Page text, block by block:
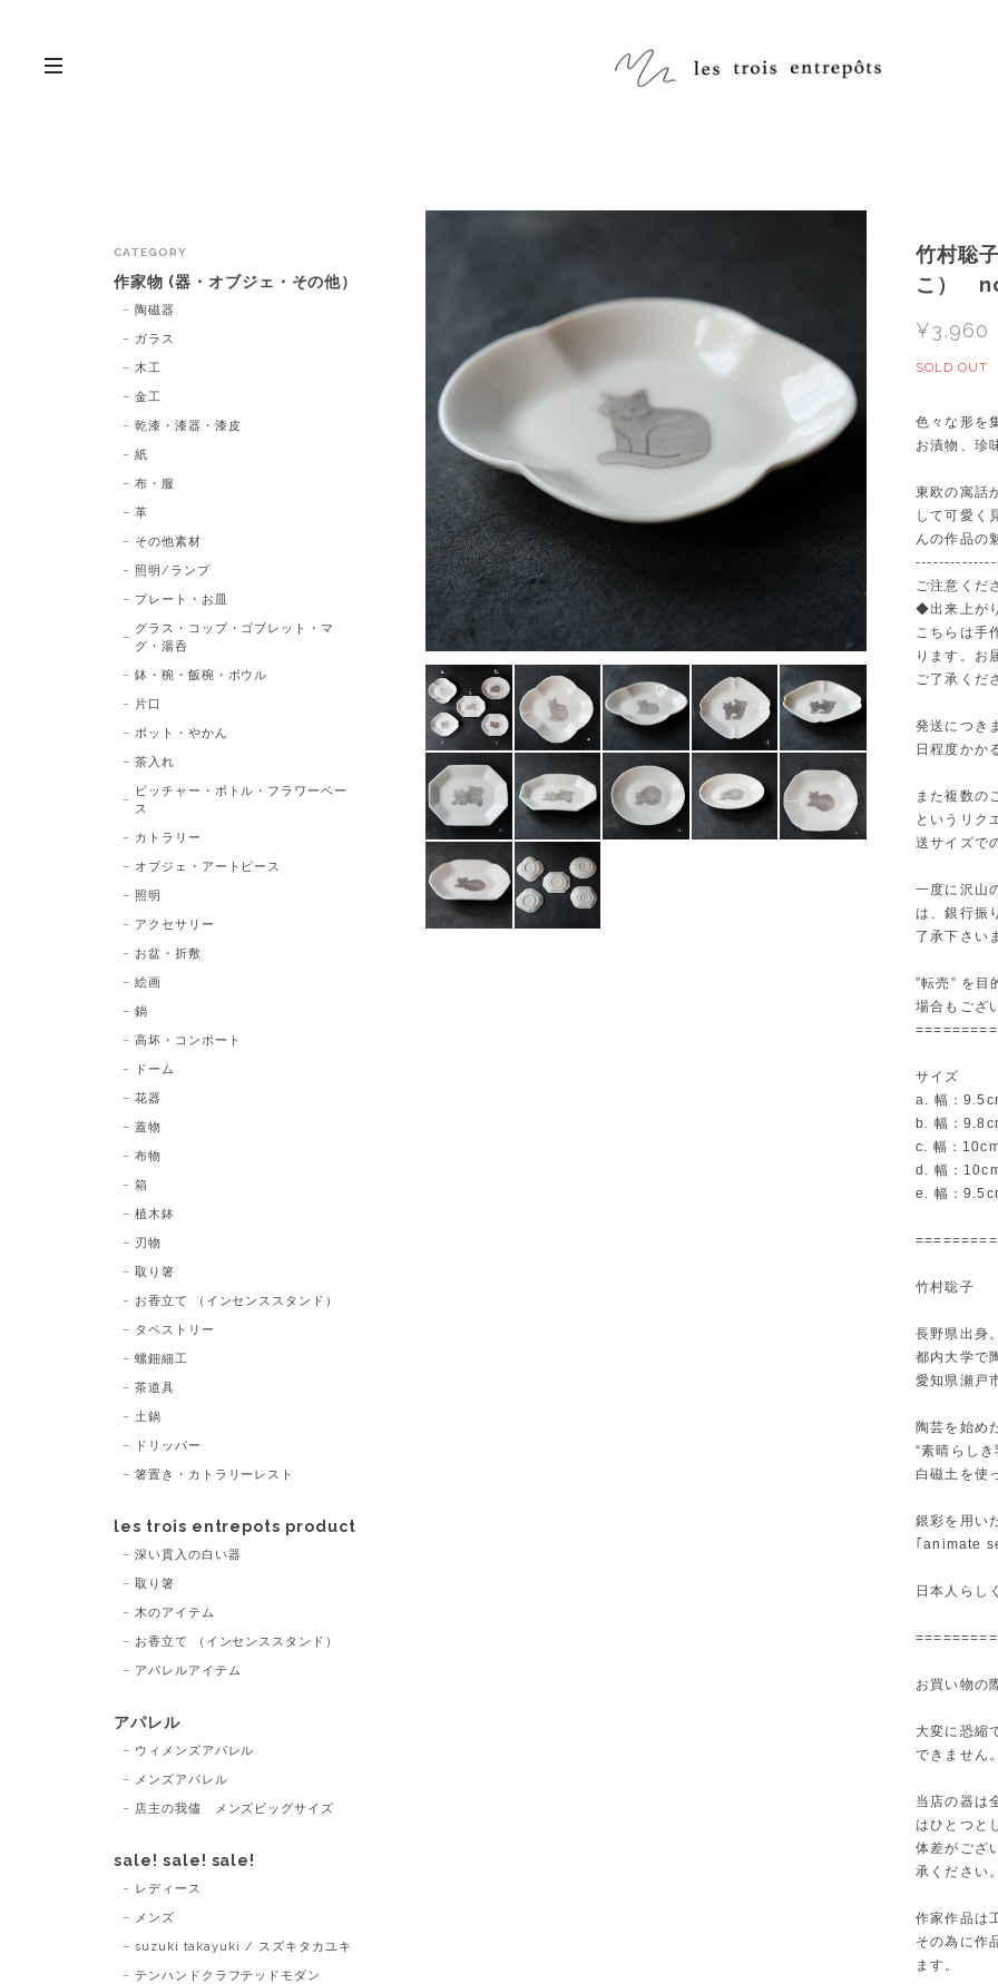
竹村聡
こ）
¥3,960
SOLD OUT
色々な形を
お漬物、珍
東欧の寓話
して可愛く
んの作品の
ご注意くだ
◆出来上が
こちらは手
ります。お
ご了承くだ
発送につき
日程度かか
また複数の
というリク
送サイズで
一度に沢山
は、銀行振
了承下さい
”転売” を
場合もござ
サイズ
a. 幅：
b. 幅：
c. 幅：
d. 幅：
e. 幅：
竹村聡子
長野県出身
都内大学で
愛知県瀬戸
陶芸を始め
“素晴らし
白磁土を使
銀彩を用い
｢animate
日本人らし
お買い物の
大変に恐縮
できません
当店の器は
はひとつと
体差がござ
承ください
作家作品は
その為に作
ます。
CATEGORY
作家物 (器・オブジェ・その他）
陶磁器
ガラス
木工
金工
乾漆・漆器・漆皮
紙
布・服
革
その他素材
照明/ランプ
プレート・お皿
グラス・コップ・ゴブレット・マ
グ・湯呑
鉢・椀・飯椀・ボウル
片口
ポット・やかん
茶入れ
ピッチャー・ボトル・フラワーベー
ス
カトラリー
オブジェ・アートピース
照明
アクセサリー
お盆・折敷
絵画
鍋
高坏・コンポート
ドーム
花器
蓋物
布物
箱
植木鉢
刃物
取り箸
お香立て （インセンススタンド）
タペストリー
螺鈿細工
茶道具
土鍋
ドリッパー
箸置き・カトラリーレスト
les trois entrepots product
深い貫入の白い器
取り箸
木のアイテム
お香立て （インセンススタンド）
アパレルアイテム
アパレル
ウィメンズアパレル
メンズアパレル
店主の我儘 メンズビッグサイズ
sale! sale! sale!
レディース
メンズ
suzuki takayuki / スズキタカユキ
テンハンドクラフテッドモダン